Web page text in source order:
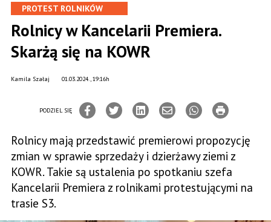
PROTEST ROLNIKÓW
Rolnicy w Kancelarii Premiera.
Skarżą się na KOWR
01.03.2024., 19:16h
Kamila Szałaj
PODZIEL SIĘ
Rolnicy mają przedstawić premierowi propozycję
zmian w sprawie sprzedaży i dzierżawy ziemi z
KOWR. Takie są ustalenia po spotkaniu szefa
Kancelarii Premiera z rolnikami protestującymi na
trasie S3.